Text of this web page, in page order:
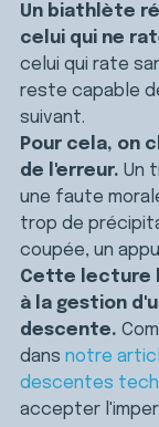
Un biathlète
celui qui ne
celui qui rate
reste capable
suivant.
Pour cela, on
de l'erreur. Un
une faute
trop de
coupée, un
Cette lecture
à la gestion
descente.
dans notre
descentes
accepter